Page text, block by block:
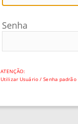
Senha
ATENÇÃO:
Utilizar Usuário / Senha